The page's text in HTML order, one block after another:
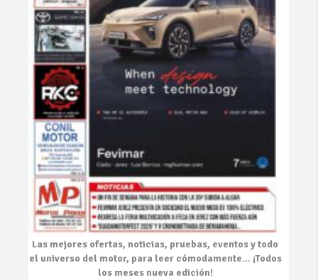
Las mejores ofertas, noticias, pruebas, eventosy todo
el universo del motor, para leer cómodamente… ¡Todos
los meses nueva edición!